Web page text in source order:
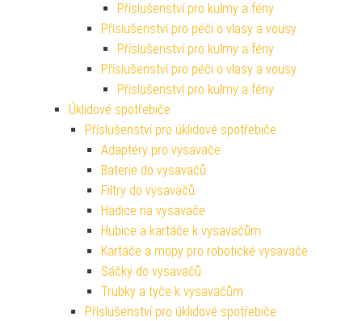
Příslušenství pro kulmy a fény
Příslušenství pro péči o vlasy a vousy
Příslušenství pro kulmy a fény
Příslušenství pro péči o vlasy a vousy
Příslušenství pro kulmy a fény
Úklidové spotřebiče
Příslušenství pro úklidové spotřebiče
Adaptéry pro vysavače
Baterie do vysavačů
Filtry do vysavačů
Hadice na vysavače
Hubice a kartáče k vysavačům
Kartáče a mopy pro robotické vysavače
Sáčky do vysavačů
Trubky a tyče k vysavačům
Příslušenství pro úklidové spotřebiče